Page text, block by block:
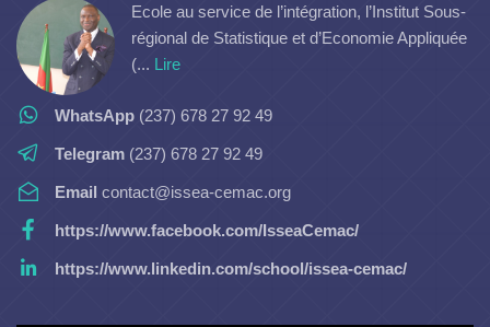
Ecole au service de l’intégration, l’Institut Sous-
régional de Statistique et d’Economie Appliquée
(... Lire
WhatsApp (237) 678 27 92 49
Telegram (237) 678 27 92 49
Email contact@issea-cemac.org
https://www.facebook.com/IsseaCemac/
https://www.linkedin.com/school/issea-cemac/